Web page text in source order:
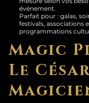
événement.
Parfait pour : galas,
festivals, associations
programmations
Magic
Le